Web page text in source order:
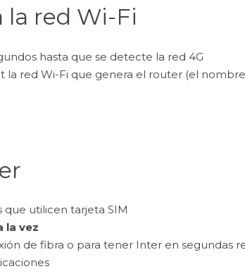
la red Wi-Fi
hasta que se detecte la red 4G
red Wi-Fi que genera el router (el
utilicen tarjeta SIM
la vez
de fibra o para tener Inter en segundas